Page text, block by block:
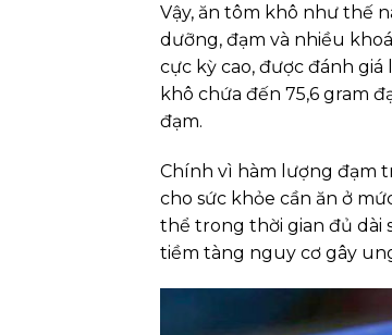
Vậy, ăn tôm khô như thế
dưỡng, đạm và nhiều
cực kỳ cao, được đánh
khô chứa đến 75,6 gram
đạm.
Chính vì hàm lượng đạm
cho sức khỏe cần ăn ở
thể trong thời gian đủ dài
tiềm tàng nguy cơ gây